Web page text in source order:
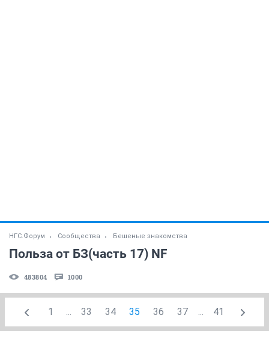
НГС.Форум Сообщества Бешеные знакомства
Польза от БЗ(часть 17) NF
483804 1000
1 ... 33 34 35 36 37 ... 41